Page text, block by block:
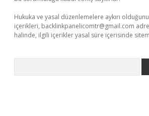
Hukuka ve yasal düzenlemelere aykırı
içerikleri, backlinkpanelicomtr@gmail.com
halinde, ilgili içerikler yasal süre içerisinde